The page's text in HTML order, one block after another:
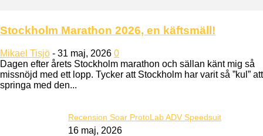
Stockholm Marathon 2026, en käftsmäll!
Mikael Tisjö - 31 maj, 2026 0
Dagen efter årets Stockholm marathon och sällan känt mig så
missnöjd med ett lopp. Tycker att Stockholm har varit så ”kul” att
springa med den...
Recension Soar ProtoLab ADV Speedsuit
16 maj, 2026